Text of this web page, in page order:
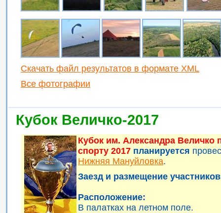
Скачать файл результатов в формате XML
Все фотографии
Кубок Величко-2017
Кубок им. Александра Величко
спорту 2017 планируется
Нижняя Мануйловка.
Заезд и размещение
Расположение:
В палатках на летном поле.